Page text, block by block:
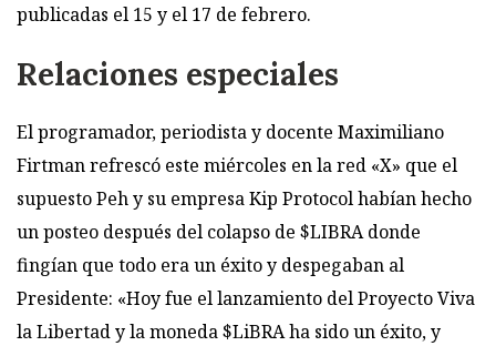
publicadas el 15 y el 17 de febrero.
Relaciones especiales
El programador, periodista y docente Maximiliano
Firtman refrescó este miércoles en la red «X» que el
supuesto Peh y su empresa Kip Protocol habían hecho
un posteo después del colapso de $LIBRA donde
fingían que todo era un éxito y despegaban al
Presidente: «Hoy fue el lanzamiento del Proyecto Viva
la Libertad y la moneda $LiBRA ha sido un éxito, y